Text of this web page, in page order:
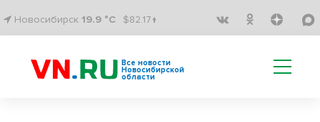
Новосибирск 19.9 °C $82.17↑
Все новости
Новосибирской
области